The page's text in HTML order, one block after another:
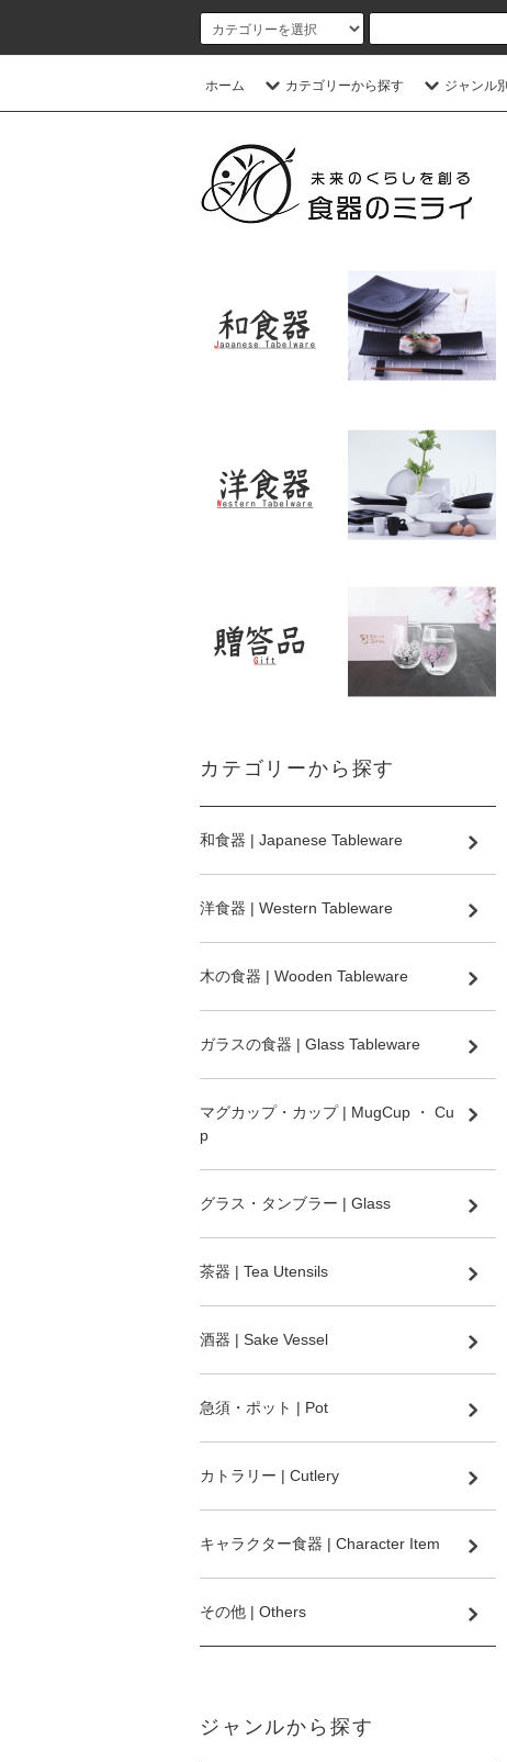
ホーム カテゴリーから探す ジャンル
カテゴリーから探す
和食器 | Japanese Tableware
洋食器 | Western Tableware
木の食器 | Wooden Tableware
ガラスの食器 | Glass Tableware
マグカップ・カップ | MugCup ・ Cu
p
グラス・タンブラー | Glass
茶器 | Tea Utensils
酒器 | Sake Vessel
急須・ポット | Pot
カトラリー | Cutlery
キャラクター食器 | Character Item
その他 | Others
ジャンルから探す